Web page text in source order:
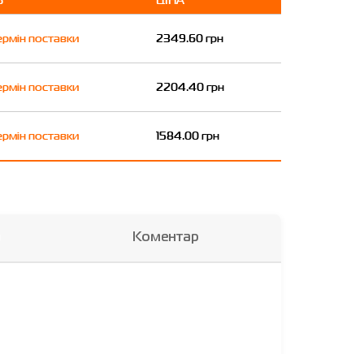
поставки 2349.60 грн
поставки 2204.40 грн
поставки 1584.00 грн
Коментар